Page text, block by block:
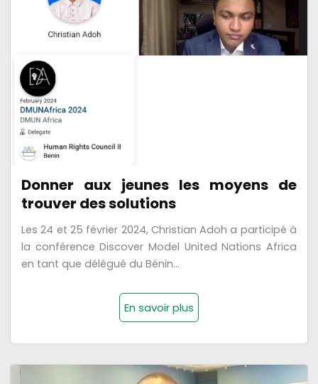
Donner aux jeunes les moyens de
trouver des solutions
Les 24 et 25 février 2024, Christian Adoh a participé à
la conférence Discover Model United Nations Africa
en tant que délégué du Bénin...
En savoir plus